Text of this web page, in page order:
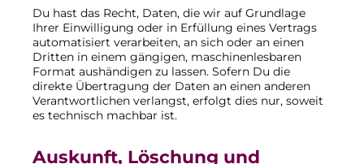
Du hast das Recht, Daten, die wir auf Grundlage
Ihrer Einwilligung oder in Erfüllung eines Vertrags
automatisiert verarbeiten, an sich oder an einen
Dritten in einem gängigen, maschinenlesbaren
Format aushändigen zu lassen. Sofern Du die
direkte Übertragung der Daten an einen anderen
Verantwortlichen verlangst, erfolgt dies nur, soweit
es technisch machbar ist.
Auskunft, Löschung und